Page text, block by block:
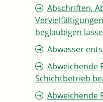
Abschriften,
beglaubigen
Abwasser
Abweichende
Schichtbetrieb
Abweichende